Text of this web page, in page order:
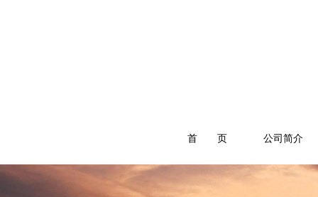
首 页 公司简介